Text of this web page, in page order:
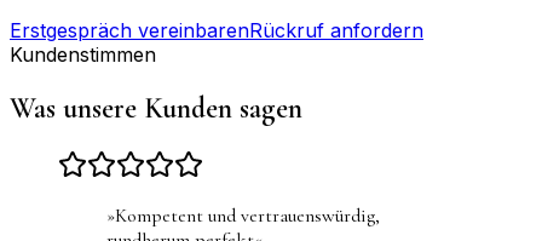
Erstgespräch vereinbarenRückruf anfordern
Kundenstimmen
Was unsere Kunden sagen
»Kompetent und vertrauenswürdig,